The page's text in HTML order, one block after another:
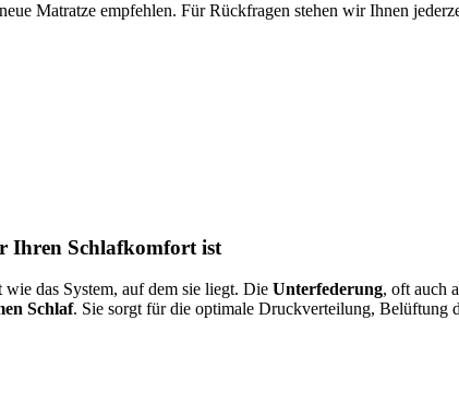
Matratze empfehlen. Für Rückfragen stehen wir Ihnen
Ihren Schlafkomfort ist
das System, auf dem sie liegt. Die Unterfederung, oft auch
Schlaf. Sie sorgt für die optimale Druckverteilung, Belüftung